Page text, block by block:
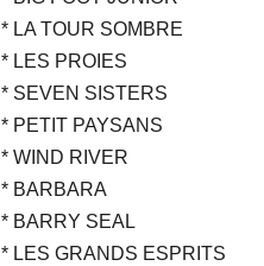
* LA TOUR SOMBRE
* LES PROIES
* SEVEN SISTERS
* PETIT PAYSANS
* WIND RIVER
* BARBARA
* BARRY SEAL
* LES GRANDS ESPRITS